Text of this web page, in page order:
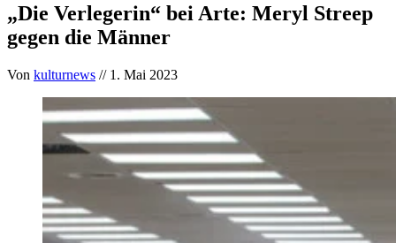
„Die Verlegerin“ bei Arte: Meryl Streep
gegen die Männer
Von kulturnews // 1. Mai 2023